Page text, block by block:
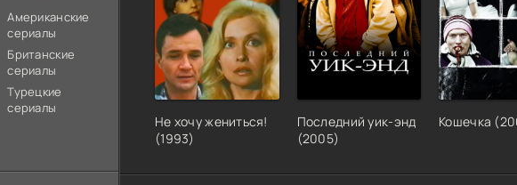
Не хочу жениться!
(1993)
Последний уик-энд
(2005)
Кошечка
Американские
сериалы
Британские
сериалы
Турецкие
сериалы